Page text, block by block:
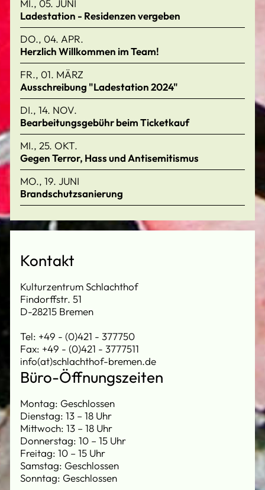
MI., 05. JUNI
Ladestation - Residenzen vergeben
DO., 04. APR.
Herzlich Willkommen im Team!
FR., 01. MÄRZ
Ausschreibung "Ladestation 2024"
DI., 14. NOV.
Bearbeitungsgebühr beim Ticketkauf
MI., 25. OKT.
Gegen Terror, Hass und Antisemitismus
MO., 19. JUNI
Brandschutzsanierung
Kontakt
Kulturzentrum Schlachthof
Findorffstr. 51
D-28215 Bremen
Tel: +49 - (0)421 - 377750
Fax: +49 - (0)421 - 3777511
info(at)schlachthof-bremen.de
Büro-Öffnungszeiten
Montag: Geschlossen
Dienstag: 13 – 18 Uhr
Mittwoch: 13 – 18 Uhr
Donnerstag: 10 – 15 Uhr
Freitag: 10 – 15 Uhr
Samstag: Geschlossen
Sonntag: Geschlossen